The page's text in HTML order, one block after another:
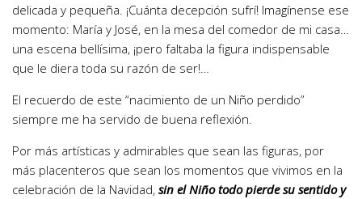
delicada y pequeña. ¡Cuánta decepción sufrí! Imagínense ese
momento: María y José, en la mesa del comedor de mi casa…
una escena bellísima, ¡pero faltaba la figura indispensable
que le diera toda su razón de ser!…
El recuerdo de este “nacimiento de un Niño perdido”
siempre me ha servido de buena reflexión.
Por más artísticas y admirables que sean las figuras, por
más placenteros que sean los momentos que vivimos en la
celebración de la Navidad, sin el Niño todo pierde su sentido y